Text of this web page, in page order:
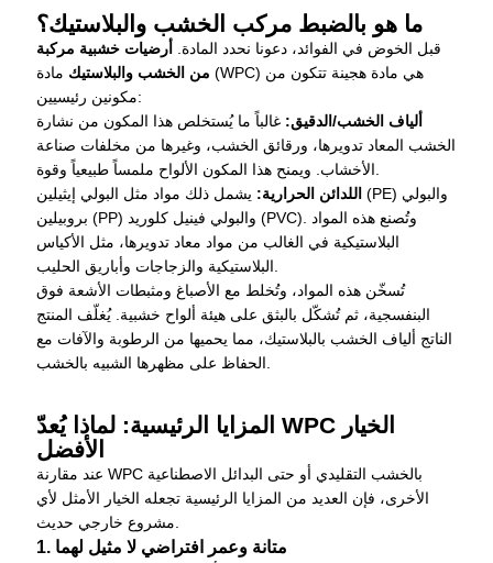
ما هو بالضبط مركب الخشب والبلاستيك؟
قبل الخوض في الفوائد، دعونا نحدد المادة.
أرضيات خشبية مركبة
من الخشب والبلاستيك مادة (WPC) هي مادة هجينة تتكون من
مكونين رئيسيين:
ألياف الخشب/الدقيق: غالباً ما يُستخلص هذا المكون من نشارة
الخشب المعاد تدويرها، ورقائق الخشب، وغيرها من مخلفات صناعة
اللدائن الحرارية: يشمل ذلك مواد مثل البولي إيثيلين (PE) والبولي
بروبيلين (PP) والبولي فينيل كلوريد (PVC). وتُصنع هذه المواد
البلاستيكية في الغالب من مواد معاد تدويرها، مثل الأكياس
تُسخّن هذه المواد، وتُخلط مع الأصباغ ومثبطات الأشعة فوق
البنفسجية، ثم تُشكّل بالبثق على هيئة ألواح خشبية. يُغلّف المنتج
الناتج ألياف الخشب بالبلاستيك، مما يحميها من الرطوبة والآفات مع
المزايا الرئيسية: لماذا يُعدّ WPC الخيار
الأفضل
عند مقارنة WPC بالخشب التقليدي أو حتى البدائل الاصطناعية
الأخرى، فإن العديد من المزايا الرئيسية تجعله الخيار الأمثل لأي
1. متانة وعمر افتراضي لا مثيل لهما